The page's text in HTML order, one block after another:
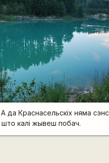
А да Краснасельскіх няма
што калі жывеш побач.